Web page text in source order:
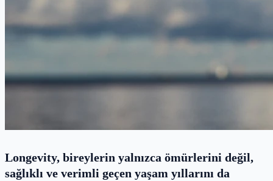
Longevity, bireylerin yalnızca ömürlerini değil,
sağlıklı ve verimli geçen yaşam yıllarını da